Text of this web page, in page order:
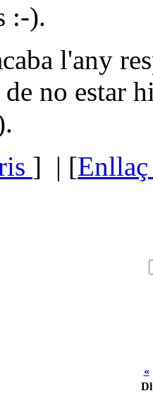
:-).
l'any
no estar
] | [Enllaç
«
Dl